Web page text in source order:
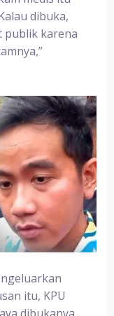
dibuka,
publik karena
itu, KPU